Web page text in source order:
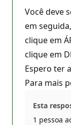
Você deve
em
clique em
clique em
Espero ter
Para mais
Esta
1 pessoa